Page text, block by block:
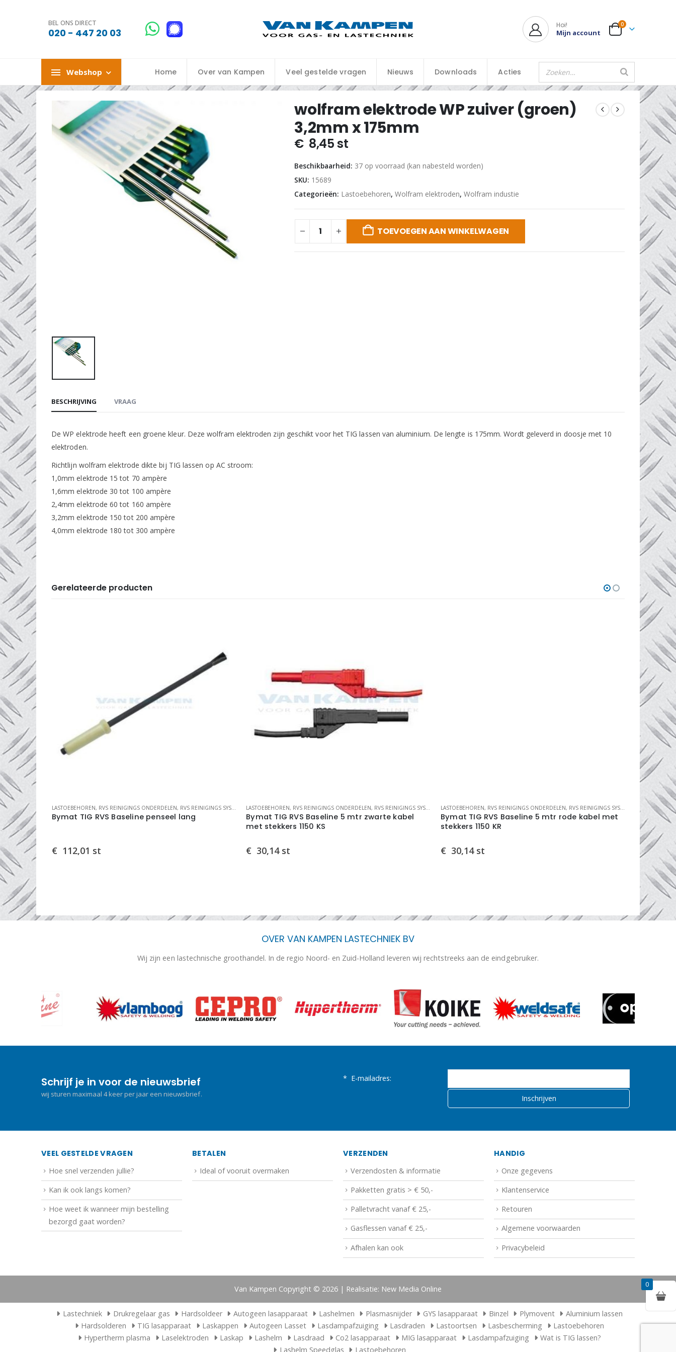
BEL ONS DIRECT
020 - 447 20 03
Hoi!
Mijn account
0
Webshop Home Over van Kampen Veel gestelde vragen Nieuws Downloads Acties
wolfram elektrode WP zuiver (groen)
3,2mm x 175mm
€ 8,45st
Beschikbaarheid: 37 op voorraad (kan nabesteld worden)
SKU: 15689
Categorieën: Lastoebehoren,Wolfram elektroden,Wolfram industie
TOEVOEGEN AAN WINKELWAGEN
BESCHRIJVING VRAAG
De WP elektrode heeft een groene kleur. Deze wolfram elektroden zijn geschikt voor het TIG lassen van aluminium. De lengte is 175mm. Wordt geleverd in doosje met 10
elektroden.
Richtlijn wolfram elektrode dikte bij TIG lassen op AC stroom:
1,0mm elektrode 15 tot 70 ampère
1,6mm elektrode 30 tot 100 ampère
2,4mm elektrode 60 tot 160 ampère
3,2mm elektrode 150 tot 200 ampère
4,0mm elektrode 180 tot 300 ampère
Gerelateerde producten
LASTOEBEHOREN, RVS REINIGINGS ONDERDELEN, RVS REINIGINGS SYSTEMEN
Bymat TIG RVS Baseline penseel lang
€ 112,01 st
LASTOEBEHOREN, RVS REINIGINGS ONDERDELEN, RVS REINIGINGS SYSTEMEN
Bymat TIG RVS Baseline 5 mtr zwarte kabel
met stekkers 1150 KS
€ 30,14 st
LASTOEBEHOREN, RVS REINIGINGS ONDERDELEN, RVS REINIGINGS SYSTEMEN
Bymat TIG RVS Baseline 5 mtr rode kabel met
stekkers 1150 KR
€ 30,14 st
4-
OVER VAN KAMPEN LASTECHNIEK BV
Wij zijn een lastechnische groothandel. In de regio Noord- en Zuid-Holland leveren wij rechtstreeks aan de eindgebruiker.
Schrijf je in voor de nieuwsbrief
wij sturen maximaal 4 keer per jaar een nieuwsbrief.
* E-mailadres:
VEEL GESTELDE VRAGEN
Hoe snel verzenden jullie?
Kan ik ook langs komen?
Hoe weet ik wanneer mijn bestelling
bezorgd gaat worden?
BETALEN
Ideal of vooruit overmaken
VERZENDEN
Verzendosten & informatie
Pakketten gratis > € 50,-
Palletvracht vanaf € 25,-
Gasflessen vanaf € 25,-
Afhalen kan ook
HANDIG
Onze gegevens
Klantenservice
Retouren
Algemene voorwaarden
Privacybeleid
Van Kampen Copyright © 2026 | Realisatie: New Media Online
Lastechniek Drukregelaar gas Hardsoldeer Autogeen lasapparaat Lashelmen Plasmasnijder GYS lasapparaat Binzel Plymovent
Aluminium lassen
Hardsolderen
TIG lasapparaat Laskappen Autogeen Lasset Lasdampafzuiging Lasdraden Lastoortsen Lasbescherming
Lastoebehoren
Hypertherm plasma
Laselektroden Laskap Lashelm Lasdraad Co2 lasapparaat MIG lasapparaat Lasdampafzuiging
Wat is TIG lassen?
Lashelm Speedglas
Lastoebehoren
0